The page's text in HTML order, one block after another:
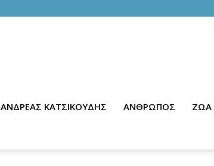
ΑΝΔΡΕΑΣ ΚΑΤΣΙΚΟΥΔΗΣ ΑΝΘΡΩΠΟΣ ΖΩΑ